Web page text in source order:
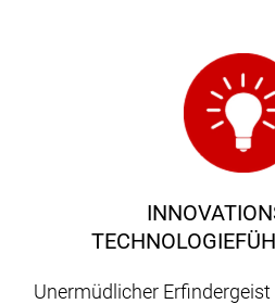
Unermüdlicher